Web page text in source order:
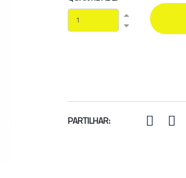
PARTILHAR: